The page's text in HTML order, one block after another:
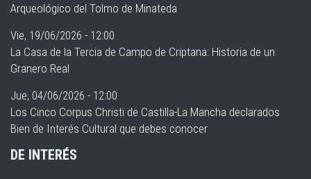
Arqueológico del Tolmo de Minateda
Vie, 19/06/2026 - 12:00
La Casa de la Tercia de Campo de Criptana: Historia de un
Granero Real
Jue, 04/06/2026 - 12:00
Los Cinco Corpus Christi de Castilla-La Mancha declarados
Bien de Interés Cultural que debes conocer
DE INTERÉS